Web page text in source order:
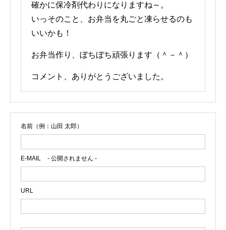
確かに保冷剤代わりになりますね～。
いっそのこと、お弁当を丸ごと凍らせるのも
いいかも！
お弁当作り、ぼちぼち頑張ります（＾－＾）
コメント、ありがとうございました。
名前（例：山田 太郎）
E-MAIL - 公開されません -
URL